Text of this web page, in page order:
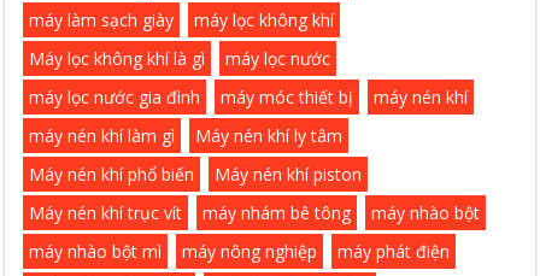
máy làm sạch giày
máy lọc không khí
Máy lọc không khí là gì
máy lọc nước
máy lọc nước gia đình
máy móc thiết bị
máy nén khí
máy nén khí làm gì
Máy nén khí ly tâm
Máy nén khí phổ biến
Máy nén khí piston
Máy nén khí trục vít
máy nhám bê tông
máy nhào bột
máy nhào bột mì
máy nông nghiệp
máy phát điện